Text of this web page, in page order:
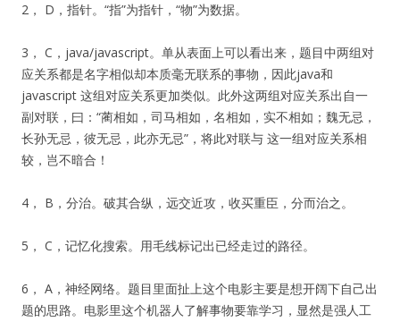
2， D，指针。“指”为指针，“物”为数据。
3， C，java/javascript。单从表面上可以看出来，题目中两组对
应关系都是名字相似却本质毫无联系的事物，因此java和
javascript 这组对应关系更加类似。此外这两组对应关系出自一
副对联，曰：“蔺相如，司马相如，名相如，实不相如；魏无忌，
长孙无忌，彼无忌，此亦无忌”，将此对联与 这一组对应关系相
较，岂不暗合！
4， B，分治。破其合纵，远交近攻，收买重臣，分而治之。
5， C，记忆化搜索。用毛线标记出已经走过的路径。
6， A，神经网络。题目里面扯上这个电影主要是想开阔下自己出
题的思路。电影里这个机器人了解事物要靠学习，显然是强人工